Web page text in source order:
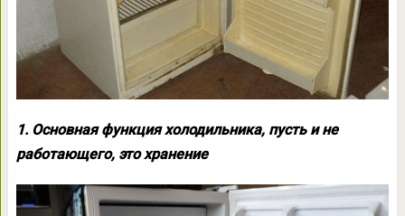
1. Основная функция холодильника, пусть и не
работающего, это хранение